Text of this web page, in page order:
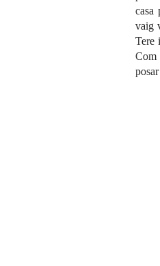
casa
vaig
Tere
Com